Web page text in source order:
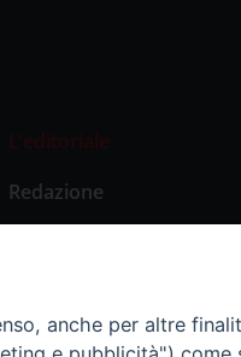
L’editoriale
Redazione
Storia
anche per altre